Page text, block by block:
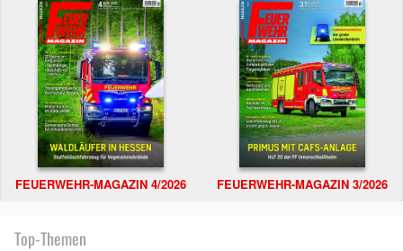
FEUERWEHR-MAGAZIN 4/2026 FEUERWEHR-MAGAZIN 3/2026
Top-Themen